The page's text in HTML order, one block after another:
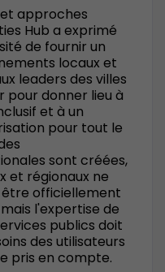
approches
Hub a exprimé
de fournir un
locaux et
leaders des villes
pour donner lieu à
et à un
pour tout le
sont créées,
et régionaux ne
officiellement
l'expertise de
publics doit
des utilisateurs
pris en compte.